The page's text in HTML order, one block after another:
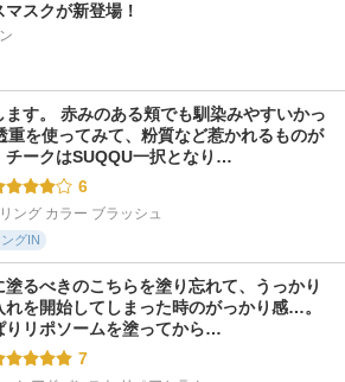
マスクが新登場！
ます。 赤みのある頬でも馴染みやすいかっ
重を使ってみて、粉質など惹かれるものが
チークはSUQQU一択となり…
6
ング カラー ブラッシュ
グIN
塗るべきのこちらを塗り忘れて、うっかり
れを開始してしまった時のがっかり感…。
りリポソームを塗ってから…
7